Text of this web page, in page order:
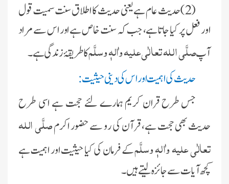
(2)حدیث عام ہے یعنی حدیث کا اطلاق سنت سمیت قول
اور فعل پر کیا جاتا ہے، جب کہ سنت خاص ہے اور اس سے مراد
آپصلَّی اللہ تعالٰی علیہ واٰلہٖ وسلَّمکا طریقۂ زندگی ہے ۔
حدیث کی اہمیت اور اس کی دینی حیثیت:
جس طرح قران کریم ہمارے لئے حجت ہے اسی طرح
حدیث بھی حجت ہے، قرآن کی رو سے حضور اکرمصلَّی اللہ
تعالٰی علیہ واٰلہٖ وسلَّمکے فرمان کی کیا حیثیت اور اہمیت ہے
کچھ آیات سے جائزہ لیتے ہیں۔